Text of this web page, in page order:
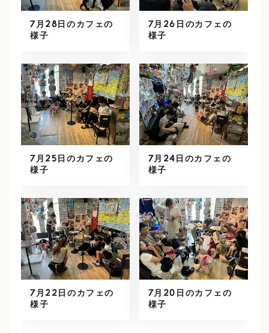
7月28日のカフェの
様子
7月26日のカフェの
様子
7月25日のカフェの
様子
7月24日のカフェの
様子
7月22日のカフェの
様子
7月20日のカフェの
様子